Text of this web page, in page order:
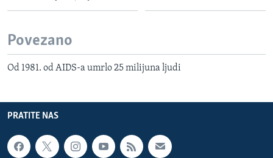
Povezano
Od 1981. od AIDS-a umrlo 25 milijuna ljudi
PRATITE NAS